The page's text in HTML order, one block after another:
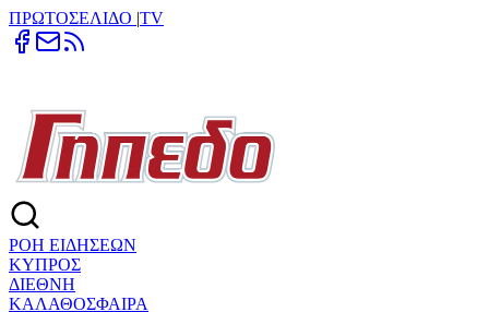
ΠΡΩΤΟΣΕΛΙΔΟ |TV
ΡΟΗ ΕΙΔΗΣΕΩΝ
ΚΥΠΡΟΣ
ΔΙΕΘΝΗ
ΚΑΛΑΘΟΣΦΑΙΡΑ